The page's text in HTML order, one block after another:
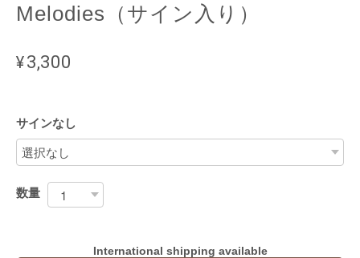
Melodies（サイン入り）
¥3,300
サインなし
数量
International shipping available